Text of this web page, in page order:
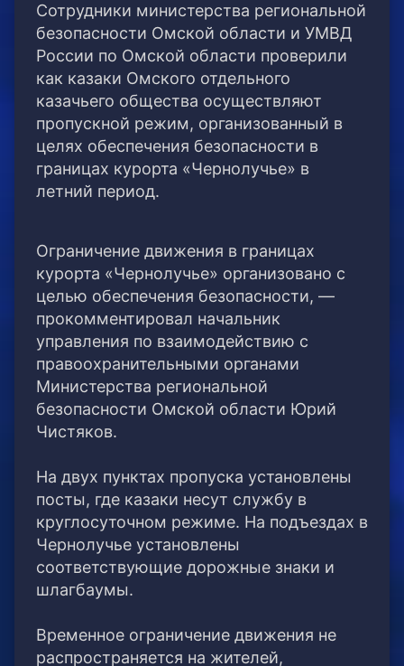
Сотрудники министерства региональной
безопасности Омской области и УМВД
России по Омской области проверили
как казаки Омского отдельного
казачьего общества осуществляют
пропускной режим, организованный в
целях обеспечения безопасности в
границах курорта «Чернолучье» в
летний период.
Ограничение движения в границах
курорта «Чернолучье» организовано с
целью обеспечения безопасности, —
прокомментировал начальник
управления по взаимодействию с
правоохранительными органами
Министерства региональной
безопасности Омской области Юрий
Чистяков.
На двух пунктах пропуска установлены
посты, где казаки несут службу в
круглосуточном режиме. На подъездах в
Чернолучье установлены
соответствующие дорожные знаки и
шлагбаумы.
Временное ограничение движения не
распространяется на жителей,